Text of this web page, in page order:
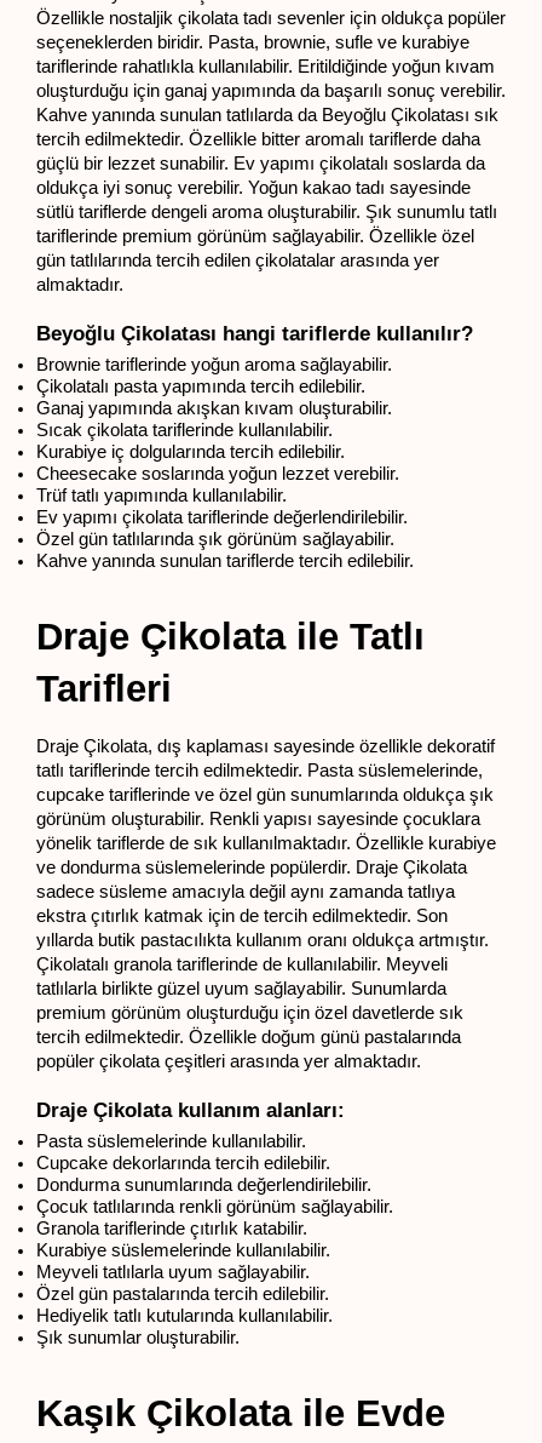
Özellikle nostaljik çikolata tadı sevenler için oldukça popüler
seçeneklerden biridir. Pasta, brownie, sufle ve kurabiye
tariflerinde rahatlıkla kullanılabilir. Eritildiğinde yoğun kıvam
oluşturduğu için ganaj yapımında da başarılı sonuç verebilir.
Kahve yanında sunulan tatlılarda da Beyoğlu Çikolatası sık
tercih edilmektedir. Özellikle bitter aromalı tariflerde daha
güçlü bir lezzet sunabilir. Ev yapımı çikolatalı soslarda da
oldukça iyi sonuç verebilir. Yoğun kakao tadı sayesinde
sütlü tariflerde dengeli aroma oluşturabilir. Şık sunumlu tatlı
tariflerinde premium görünüm sağlayabilir. Özellikle özel
gün tatlılarında tercih edilen çikolatalar arasında yer
almaktadır.
Beyoğlu Çikolatası hangi tariflerde kullanılır?
Brownie tariflerinde yoğun aroma sağlayabilir.
Çikolatalı pasta yapımında tercih edilebilir.
Ganaj yapımında akışkan kıvam oluşturabilir.
Sıcak çikolata tariflerinde kullanılabilir.
Kurabiye iç dolgularında tercih edilebilir.
Cheesecake soslarında yoğun lezzet verebilir.
Trüf tatlı yapımında kullanılabilir.
Ev yapımı çikolata tariflerinde değerlendirilebilir.
Özel gün tatlılarında şık görünüm sağlayabilir.
Kahve yanında sunulan tariflerde tercih edilebilir.
Draje Çikolata ile Tatlı
Tarifleri
Draje Çikolata, dış kaplaması sayesinde özellikle dekoratif
tatlı tariflerinde tercih edilmektedir. Pasta süslemelerinde,
cupcake tariflerinde ve özel gün sunumlarında oldukça şık
görünüm oluşturabilir. Renkli yapısı sayesinde çocuklara
yönelik tariflerde de sık kullanılmaktadır. Özellikle kurabiye
ve dondurma süslemelerinde popülerdir. Draje Çikolata
sadece süsleme amacıyla değil aynı zamanda tatlıya
ekstra çıtırlık katmak için de tercih edilmektedir. Son
yıllarda butik pastacılıkta kullanım oranı oldukça artmıştır.
Çikolatalı granola tariflerinde de kullanılabilir. Meyveli
tatlılarla birlikte güzel uyum sağlayabilir. Sunumlarda
premium görünüm oluşturduğu için özel davetlerde sık
tercih edilmektedir. Özellikle doğum günü pastalarında
popüler çikolata çeşitleri arasında yer almaktadır.
Draje Çikolata kullanım alanları:
Pasta süslemelerinde kullanılabilir.
Cupcake dekorlarında tercih edilebilir.
Dondurma sunumlarında değerlendirilebilir.
Çocuk tatlılarında renkli görünüm sağlayabilir.
Granola tariflerinde çıtırlık katabilir.
Kurabiye süslemelerinde kullanılabilir.
Meyveli tatlılarla uyum sağlayabilir.
Özel gün pastalarında tercih edilebilir.
Hediyelik tatlı kutularında kullanılabilir.
Şık sunumlar oluşturabilir.
Kaşık Çikolata ile Evde